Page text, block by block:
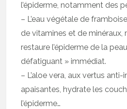
l’épiderme, notamment des
– L’eau végétale de
de vitamines et de minéraux,
restaure l’épiderme de la
défatiguant » immédiat.
– L’aloe vera, aux vertus
apaisantes, hydrate les
l’épiderme…